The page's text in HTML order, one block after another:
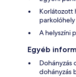
Korlátozott
A helyszíni
Egyéb
Dohányzás
dohányzás